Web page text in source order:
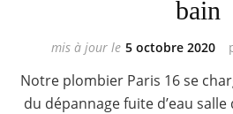
bain
mis à jour le 5 octobre 2020
Notre plombier Paris 16 se
du dépannage fuite d’eau